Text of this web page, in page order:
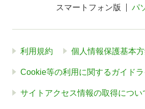
スマートフォン版 パ
利用規約 個人情報保護基本
Cookie等の利用に関するガイド
サイトアクセス情報の取得につい